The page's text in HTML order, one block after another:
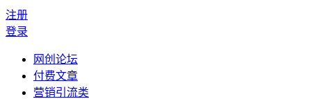
注册
登录
网创论坛
付费文章
营销引流类